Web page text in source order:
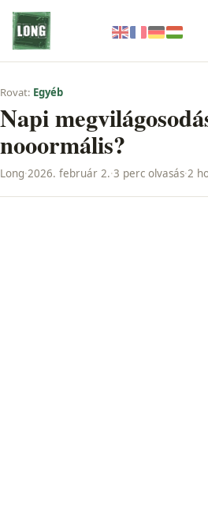
Rovat: Egyéb
Napi
nooormális?
Long·2026. február 2.·3 perc olvasás·2